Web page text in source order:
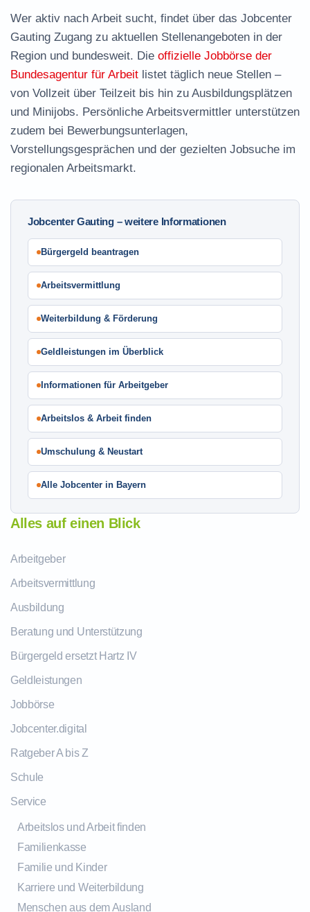
Wer aktiv nach Arbeit sucht, findet über das Jobcenter
Gauting Zugang zu aktuellen Stellenangeboten in der
Region und bundesweit. Die offizielle Jobbörse der
Bundesagentur für Arbeit listet täglich neue Stellen –
von Vollzeit über Teilzeit bis hin zu Ausbildungsplätzen
und Minijobs. Persönliche Arbeitsvermittler unterstützen
zudem bei Bewerbungsunterlagen,
Vorstellungsgesprächen und der gezielten Jobsuche im
regionalen Arbeitsmarkt.
Jobcenter Gauting – weitere Informationen
Bürgergeld beantragen
Arbeitsvermittlung
Weiterbildung & Förderung
Geldleistungen im Überblick
Informationen für Arbeitgeber
Arbeitslos & Arbeit finden
Umschulung & Neustart
Alle Jobcenter in Bayern
Alles auf einen Blick
Arbeitgeber
Arbeitsvermittlung
Ausbildung
Beratung und Unterstützung
Bürgergeld ersetzt Hartz IV
Geldleistungen
Jobbörse
Jobcenter.digital
Ratgeber A bis Z
Schule
Service
Arbeitslos und Arbeit finden
Familienkasse
Familie und Kinder
Karriere und Weiterbildung
Menschen aus dem Ausland